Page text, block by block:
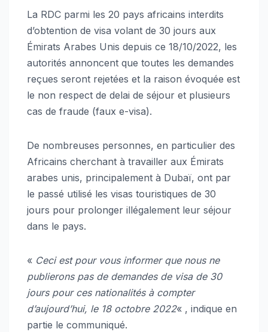
La RDC parmi les 20 pays africains interdits
d’obtention de visa volant de 30 jours aux
Émirats Arabes Unis depuis ce 18/10/2022, les
autorités annoncent que toutes les demandes
reçues seront rejetées et la raison évoquée est
le non respect de delai de séjour et plusieurs
cas de fraude (faux e-visa).
De nombreuses personnes, en particulier des
Africains cherchant à travailler aux Émirats
arabes unis, principalement à Dubaï, ont par
le passé utilisé les visas touristiques de 30
jours pour prolonger illégalement leur séjour
dans le pays.
« Ceci est pour vous informer que nous ne
publierons pas de demandes de visa de 30
jours pour ces nationalités à compter
d’aujourd’hui, le 18 octobre 2022« , indique en
partie le communiqué.